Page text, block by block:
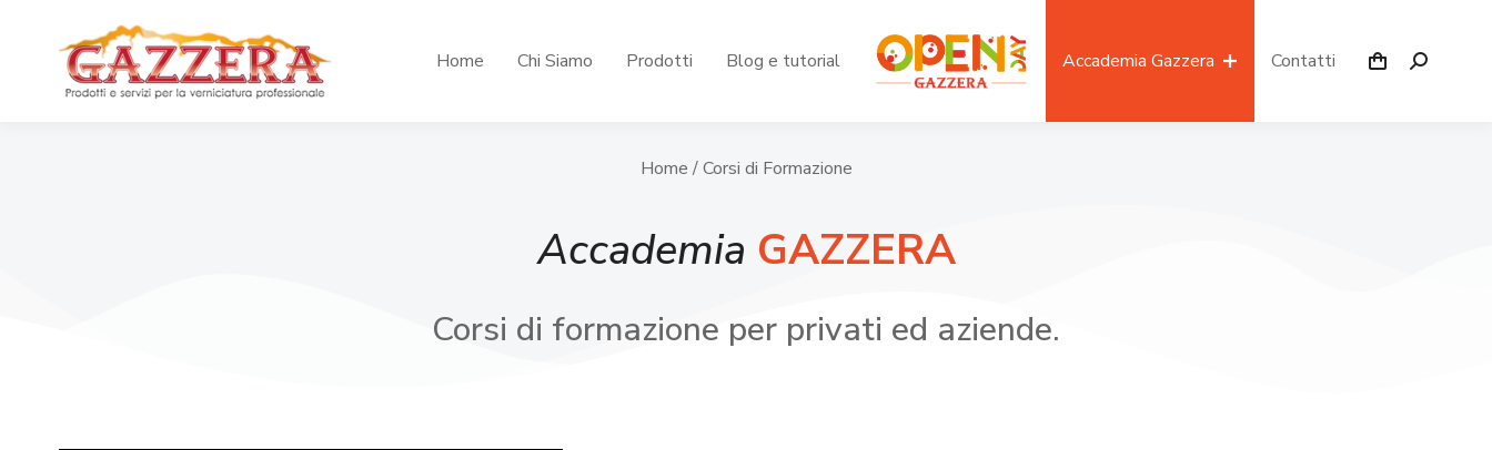
Home Chi Siamo Prodotti Blog e tutorial Accademia Gazzera Contatti
Home / Corsi di Formazione
Accademia GAZZERA
Corsi di formazione per privati ed aziende.